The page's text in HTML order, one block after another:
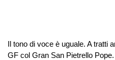
Il tono di voce è uguale. A tratti
GF col Gran San Pietrello